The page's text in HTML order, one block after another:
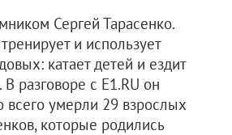
Сергей Тарасенко.
и использует
катает детей и ездит
разговоре с E1.RU он
всего умерли 29 взрослых
которые родились